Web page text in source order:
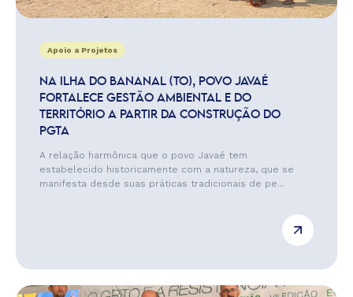
Apoio a Projetos
NA ILHA DO BANANAL (TO), POVO JAVAÉ
FORTALECE GESTÃO AMBIENTAL E DO
TERRITÓRIO A PARTIR DA CONSTRUÇÃO DO
PGTA
A relação harmônica que o povo Javaé tem
estabelecido historicamente com a natureza, que se
manifesta desde suas práticas tradicionais de pe...